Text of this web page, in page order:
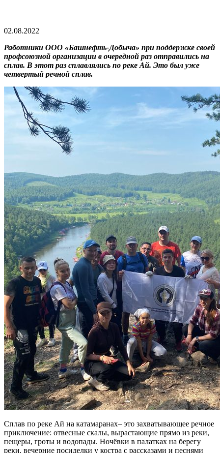
02.08.2022
Работники ООО «Башнефть-Добыча» при поддержке своей
профсоюзной организации в очередной раз отправились на
сплав. В этот раз сплавлялись по реке Ай. Это был уже
четвертый речной сплав.
Сплав по реке Ай на катамаранах– это захватывающее речное
приключение: отвесные скалы, вырастающие прямо из реки,
пещеры, гроты и водопады. Ночёвки в палатках на берегу
реки, вечерние посиделки у костра с рассказами и песнями